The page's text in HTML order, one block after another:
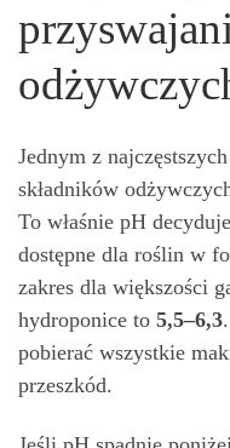
Jednym z
składników
To właśnie pH
dostępne dla roślin w
zakres dla większości
hydroponice to 5,5–6,3
pobierać wszystkie
przeszkód.